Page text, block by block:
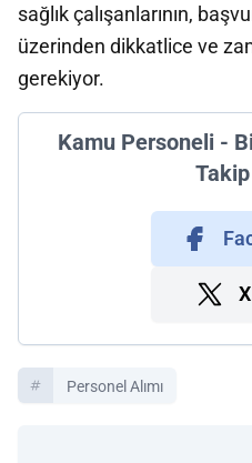
sağlık çalışanlarının,
üzerinden dikkatlice ve
gerekiyor.
Kamu Personeli -
Personel Alımı